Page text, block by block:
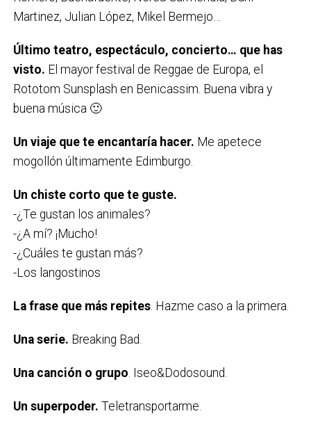
Martinez, Julian López, Mikel Bermejo…
Último teatro, espectáculo, concierto… que has
visto. El mayor festival de Reggae de Europa, el
Rototom Sunsplash en Benicassim. Buena vibra y
buena música 🙂
Un viaje que te encantaría hacer. Me apetece
mogollón últimamente Edimburgo.
Un chiste corto que te guste.
-¿Te gustan los animales?
-¿A mí? ¡Mucho!
-¿Cuáles te gustan más?
-Los langostinos
La frase que más repites. Hazme caso a la primera.
Una serie. Breaking Bad.
Una canción o grupo. Iseo&Dodosound.
Un superpoder. Teletransportarme.